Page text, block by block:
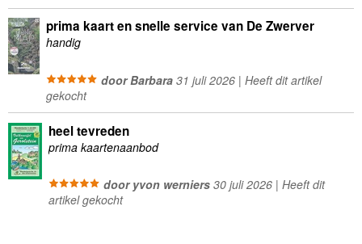
prima kaart en snelle service van De Zwerver
handig
door Barbara31 juli 2026 | Heeft dit artikel
gekocht
heel tevreden
prima kaartenaanbod
door yvon werniers30 juli 2026 | Heeft dit
artikel gekocht